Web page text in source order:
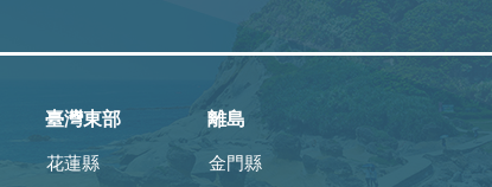
臺灣東部
花蓮縣
離島
金門縣